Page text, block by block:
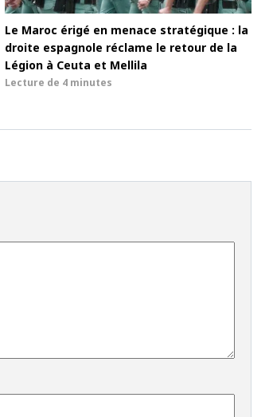
Le Maroc érigé en menace stratégique : la
droite espagnole réclame le retour de la
Légion à Ceuta et Mellila
Lecture de 4 minutes